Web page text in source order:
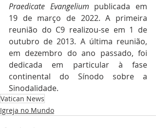
Praedicate Evangelium publicada em
19 de março de 2022. A primeira
reunião do C9 realizou-se em 1 de
outubro de 2013. A última reunião,
em dezembro do ano passado, foi
dedicada em particular à fase
continental do Sínodo sobre a
Sinodalidade.
Vatican News
Igreja no Mundo